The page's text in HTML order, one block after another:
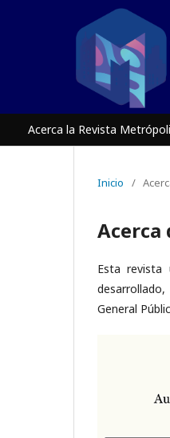
Acerca la Revista
Inicio /
Acerca
Esta revista
General